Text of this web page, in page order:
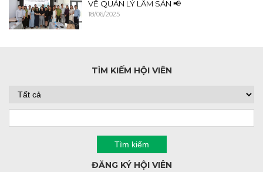
VỀ QUẢN LÝ LÂM SẢN 📢
18/06/2025
TÌM KIẾM HỘI VIÊN
ĐĂNG KÝ HỘI VIÊN